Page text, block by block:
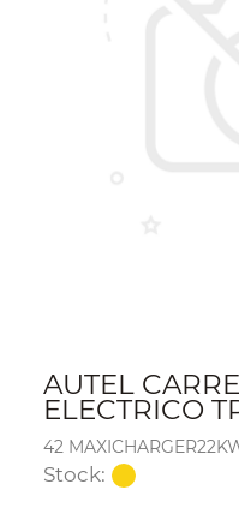
AUTEL
ELECTRICO
42
Stock: